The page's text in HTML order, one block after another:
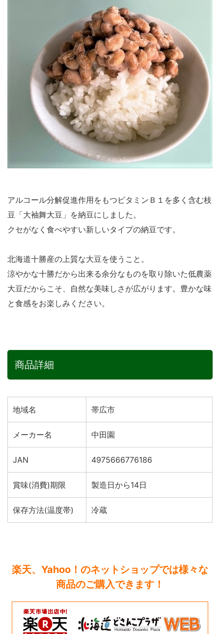
アルコール分解促進作用をもつビタミンＢ１を多く含む枝
豆「大袖舞大豆」を納豆にしました。
クセがなく食べやすい新しいタイプの納豆です。
北海道十勝産の上質な大豆を使うこと。
涼やかな十勝だから出来る余分なものを取り除いた低農薬
大豆だからこそ、自然な美味しさが広がります。豊かな味
と食感をお楽しみください。
商品詳細
地域名 帯広市
メーカー名 中田園
JAN 4975666776186
賞味(消費)期限 製造日から14日
保存方法(温度帯) 冷蔵
楽天、Yahoo！のネットショップでは様々な
商品のご購入できます！